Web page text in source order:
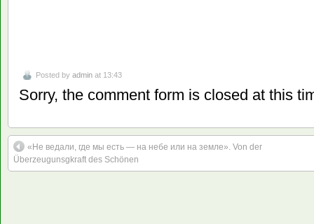
Posted by admin at 13:43
Sorry, the comment form is closed at this
«Не ведали, где мы есть — на небе или на земле». Von der
Überzeugunsgkraft des Schönen